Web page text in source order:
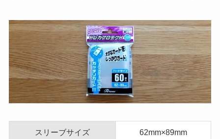
スリーブサイズ 62mm×89mm